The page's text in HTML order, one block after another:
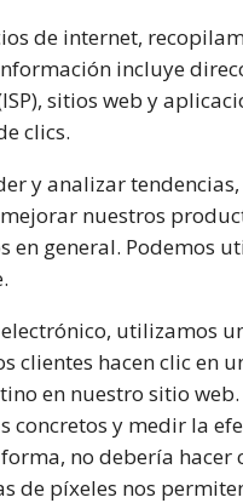
de internet,
incluye
sitios web y
clics.
y analizar
nuestros
general. Podemos
utilizamos
clientes hacen clic en
en nuestro sitio
y medir la
no debería hacer
de píxeles nos